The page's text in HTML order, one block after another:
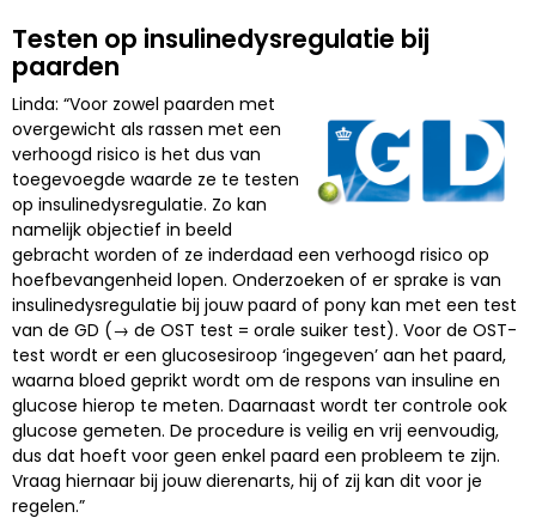
Testen op insulinedysregulatie bij
paarden
Linda: “Voor zowel paarden met
overgewicht als rassen met een
verhoogd risico is het dus van
toegevoegde waarde ze te testen
op insulinedysregulatie. Zo kan
namelijk objectief in beeld
gebracht worden of ze inderdaad een verhoogd risico op
hoefbevangenheid lopen. Onderzoeken of er sprake is van
insulinedysregulatie bij jouw paard of pony kan met een test
van de GD (→ de OST test = orale suiker test). Voor de OST-
test wordt er een glucosesiroop ‘ingegeven’ aan het paard,
waarna bloed geprikt wordt om de respons van insuline en
glucose hierop te meten. Daarnaast wordt ter controle ook
glucose gemeten. De procedure is veilig en vrij eenvoudig,
dus dat hoeft voor geen enkel paard een probleem te zijn.
Vraag hiernaar bij jouw dierenarts, hij of zij kan dit voor je
regelen.”